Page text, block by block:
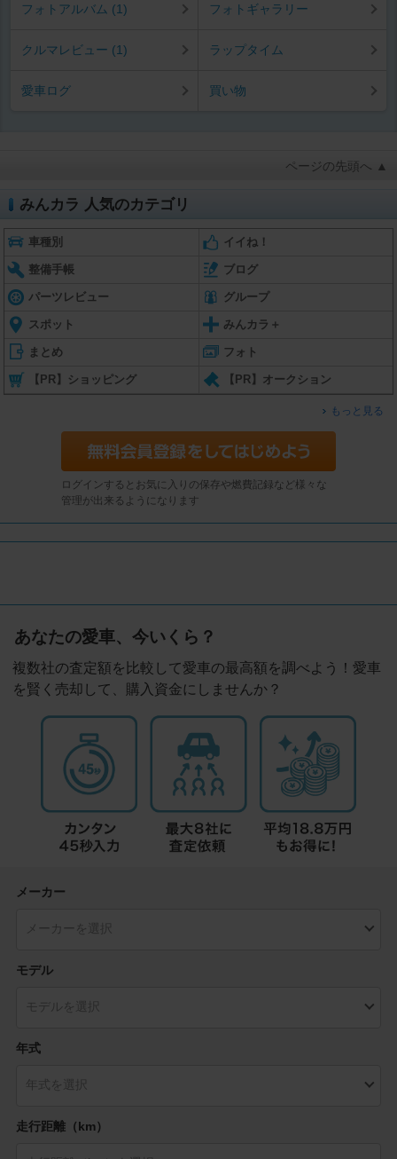
フォトアルバム (1) フォトギャラリー
クルマレビュー (1) ラップタイム
愛車ログ 買い物
ページの先頭へ ▲
みんカラ 人気のカテゴリ
車種別 イイね！
整備手帳 ブログ
パーツレビュー グループ
スポット みんカラ＋
まとめ フォト
【PR】ショッピング 【PR】オークション
もっと見る
ログインするとお気に入りの保存や燃費記録など様々な
管理が出来るようになります
あなたの愛車、今いくら？
複数社の査定額を比較して愛車の最高額を調べよう！愛車
を賢く売却して、購入資金にしませんか？
メーカー
モデル
年式
走行距離（km）